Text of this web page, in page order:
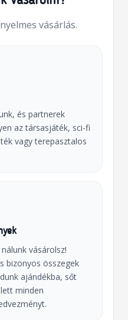
vásárlás.
és partnerek
az társasjáték, sci-fi
vagy terepasztalos
vásárolsz!
bizonyos összegek
ajándékba, sőt
minden